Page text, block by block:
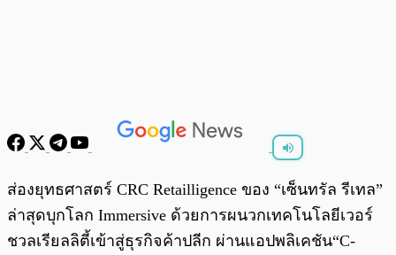
/ 0:00
ส่องยุทธศาสตร์ CRC Retailligence ของ “เซ็นทรัล รีเทล”
ล่าสุดบุกโลก Immersive ด้วยการผนวกเทคโนโลยีเวอร์
ชวลเรียลลิตี้เข้าสู่ธุรกิจค้าปลีก ผ่านแอปพลิเคชัน“C-